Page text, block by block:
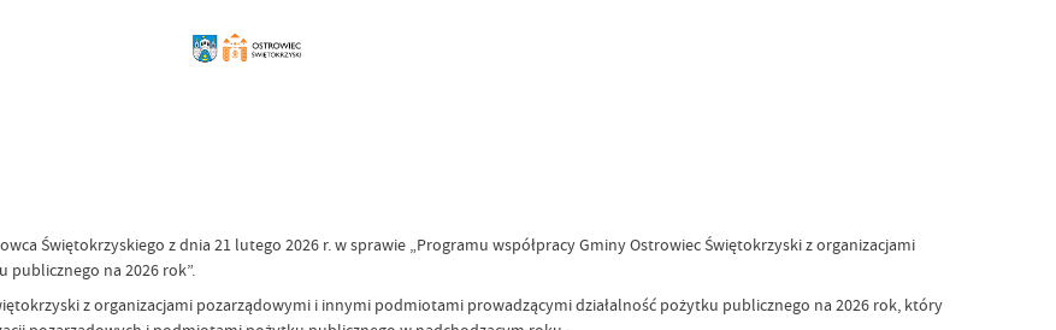
Świętokrzyskiego z dnia 21 lutego 2026 r. w sprawie „Programu współpracy Gminy Ostrowiec Świętokrzyski z organizacjami
na 2026 rok”.
z organizacjami pozarządowymi i innymi podmiotami prowadzącymi działalność pożytku publicznego na 2026 rok, który